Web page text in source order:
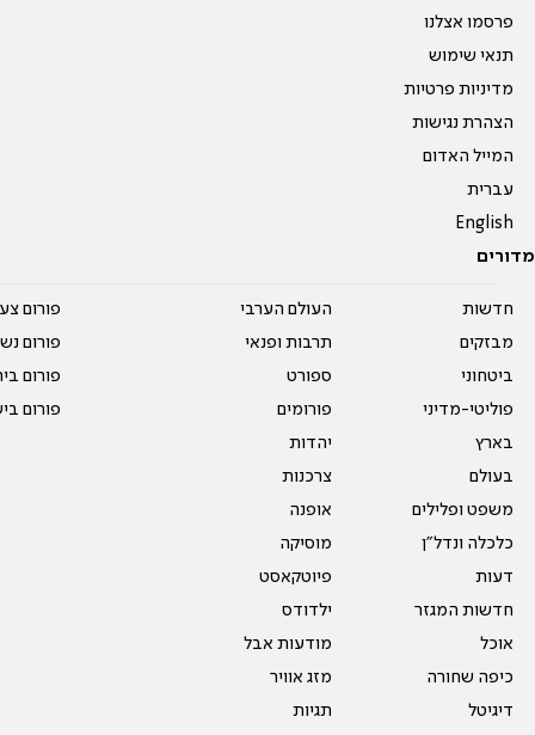
פרסמו אצלנו
תנאי שימוש
מדיניות פרטיות
הצהרת נגישות
המייל האדום
עברית
English
מדורים
חדשות
מבזקים
ביטחוני
פוליטי-מדיני
בארץ
בעולם
משפט ופלילים
כלכלה ונדל"ן
דעות
חדשות המגזר
אוכל
כיפה שחורה
דיגיטל
העולם הערבי
תרבות ופנאי
ספורט
פורומים
יהדות
צרכנות
אופנה
מוסיקה
פיוטקאסט
ילדודס
מודעות אבל
מזג אוויר
תגיות
פורום
פורום
פורום
פורום